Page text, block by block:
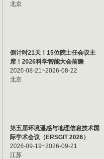
北京
倒计时21天！15位院士任会议主
席！2026科学智能大会前瞻
2026-08-21~2026-08-22
北京
第五届环境遥感与地理信息技术国
际学术会议（ERSGIT 2026）
2026-09-19~2026-09-21
江苏